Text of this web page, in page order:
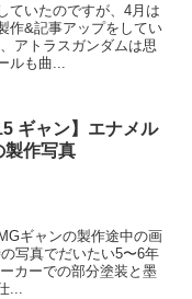
ていたのですが、4月は
作&記事アップをしてい
アトラスガンダムは思
ルも曲...
ギャン】エナメル
製作写真
ギャンの製作途中の画
写真でだいたい5〜6年
カーでの部分塗装と墨
...